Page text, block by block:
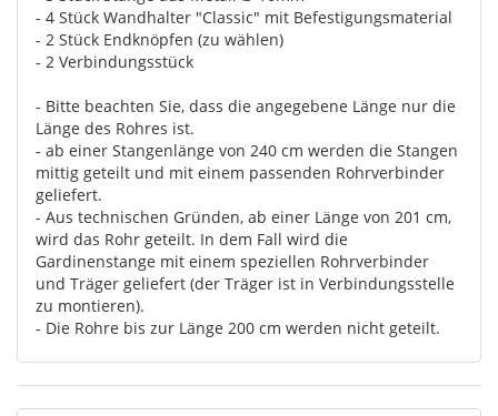
- 4 Stück Wandhalter "Classic" mit Befestigungsmaterial
- 2 Stück Endknöpfen (zu wählen)
- 2 Verbindungsstück
- Bitte beachten Sie, dass die angegebene Länge nur die
Länge des Rohres ist.
- ab einer Stangenlänge von 240 cm werden die Stangen
mittig geteilt und mit einem passenden Rohrverbinder
geliefert.
- Aus technischen Gründen, ab einer Länge von 201 cm,
wird das Rohr geteilt. In dem Fall wird die
Gardinenstange mit einem speziellen Rohrverbinder
und Träger geliefert (der Träger ist in Verbindungsstelle
zu montieren).
- Die Rohre bis zur Länge 200 cm werden nicht geteilt.